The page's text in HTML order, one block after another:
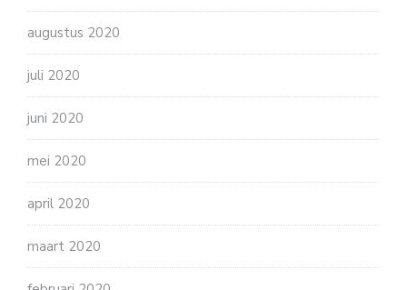
augustus 2020
juli 2020
juni 2020
mei 2020
april 2020
maart 2020